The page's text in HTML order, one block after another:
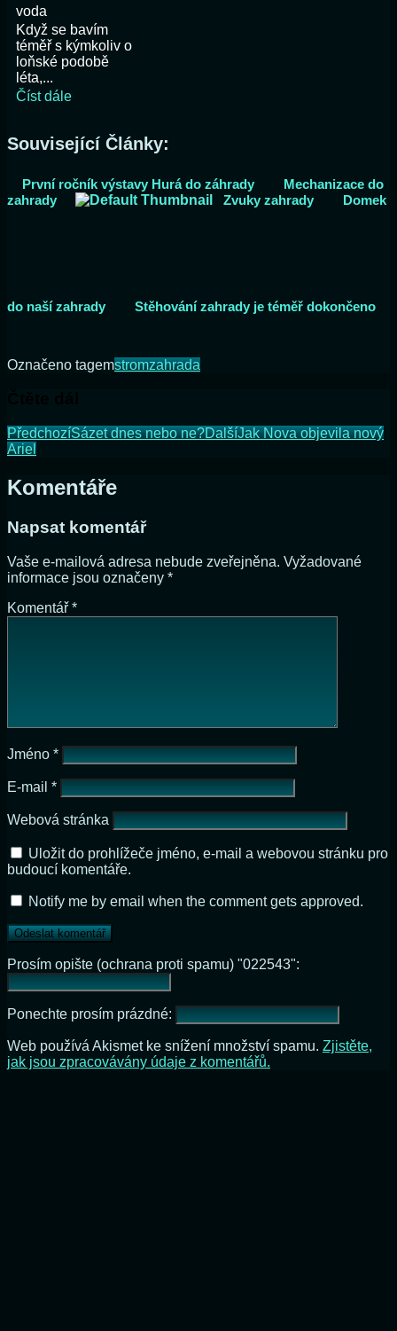
voda
Když se bavím
téměř s kýmkoliv o
loňské podobě
léta,...
Číst dále
Související Články:
První ročník výstavy Hurá do záhrady
Mechanizace do
zahrady
Zvuky zahrady Domek
do naší zahrady Stěhování zahrady je téměř dokončeno
Označeno tagemstromzahrada
PředchozíSázet dnes nebo ne?DalšíJak Nova objevila nový
Ariel
Komentáře
Napsat komentář
Vaše e-mailová adresa nebude zveřejněna. Vyžadované
informace jsou označeny *
Komentář *
Jméno *
E-mail *
Webová stránka
Uložit do prohlížeče jméno, e-mail a webovou stránku pro
budoucí komentáře.
Notify me by email when the comment gets approved.
Prosím opište (ochrana proti spamu) "022543":
Ponechte prosím prázdné:
Web používá Akismet ke snížení množství spamu. Zjistěte,
jak jsou zpracovávány údaje z komentářů.